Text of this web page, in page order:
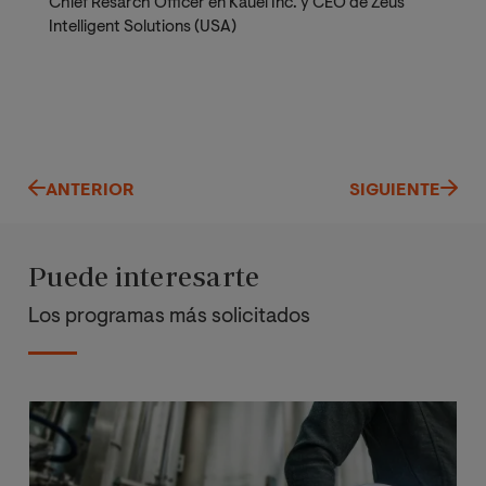
Chief Resarch Officer en Kauel Inc. y CEO de Zeus
Intelligent Solutions (USA)
ANTERIOR SIGUIENTE
Puede interesarte
Los programas más solicitados